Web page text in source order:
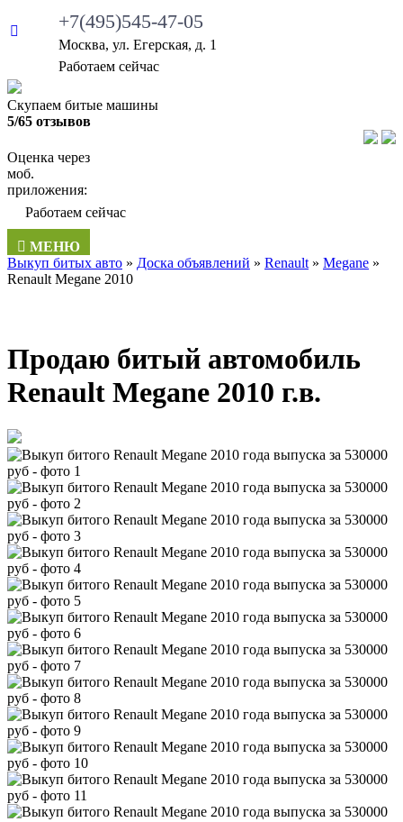
+7(495)545-47-05
Москва, ул. Егерская, д. 1
Работаем сейчас
Скупаем битые машины
5/65 отзывов
Оценка через
моб.
приложения:
Работаем сейчас
МЕНЮ
Выкуп битых авто » Доска объявлений » Renault » Megane »
Renault Megane 2010
Продаю битый автомобиль
Renault Megane 2010 г.в.